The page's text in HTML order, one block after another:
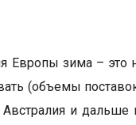
Европы зима – это
(объемы
и дальше